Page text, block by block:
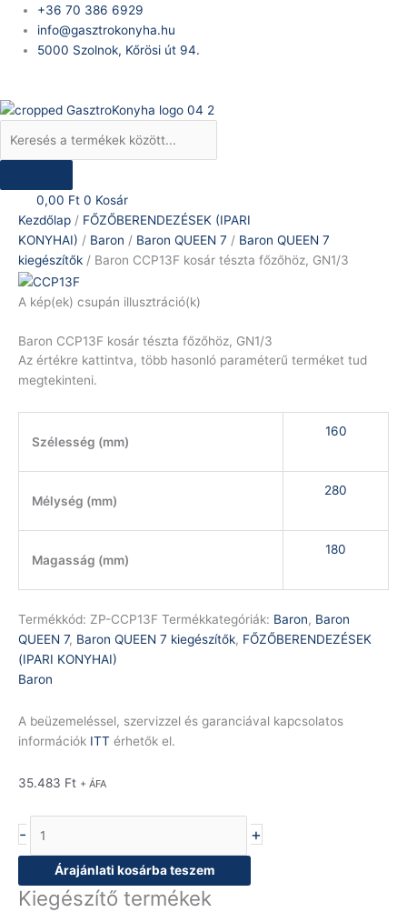
content
+36 70 386 6929
info@gasztrokonyha.hu
5000 Szolnok, Kőrösi út 94.
Products
search
0,00 Ft 0 Kosár
Kezdőlap / FŐZŐBERENDEZÉSEK (IPARI
KONYHAI) / Baron / Baron QUEEN 7 / Baron QUEEN 7
kiegészítők / Baron CCP13F kosár tészta főzőhöz, GN1/3
A kép(ek) csupán illusztráció(k)
Baron CCP13F kosár tészta főzőhöz, GN1/3
Az értékre kattintva, több hasonló paraméterű terméket tud
megtekinteni.
Szélesség (mm)
160
Mélység (mm)
280
Magasság (mm)
180
Termékkód: ZP-CCP13F Termékkategóriák: Baron, Baron
QUEEN 7, Baron QUEEN 7 kiegészítők, FŐZŐBERENDEZÉSEK
(IPARI KONYHAI)
Baron
A beüzemeléssel, szervizzel és garanciával kapcsolatos
információk ITT érhetők el.
35.483 Ft + ÁFA
-
Baron
CCP13F
kosár
GN1/3
+
Árajánlati kosárba teszem
Kiegészítő termékek